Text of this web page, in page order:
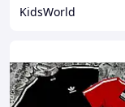
KidsWorld